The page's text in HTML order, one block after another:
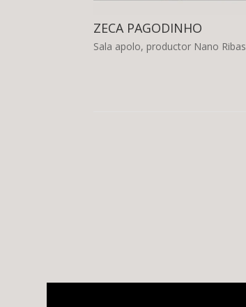
ZECA PAGODINHO
Sala apolo, productor Nano Ribas